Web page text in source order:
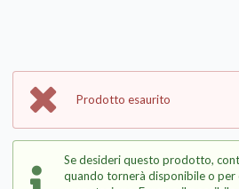
Prodotto esaurito
Se desideri questo prodotto,
quando tornerà disponibile o per